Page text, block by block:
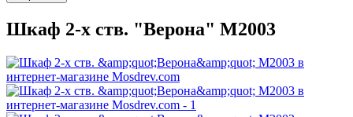
Шкаф 2-х ств. "Верона" М2003